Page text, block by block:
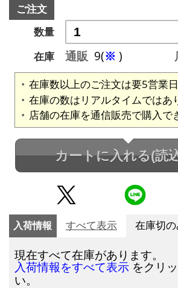
ご注文
数量
在庫
通販 9(※ )
在庫数以上のご注文は要5営業
在庫の数はリアルタイムではあ
店舗の在庫を通信販売で購入で
カートに入れる(読
入荷情報 すべて表示 在庫切
現在すべて在庫があります。
入荷情報をすべて表示 をクリ
い。